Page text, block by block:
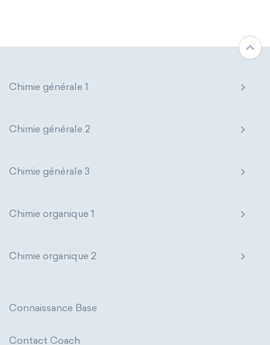
Chimie générale 1
Chimie générale 2
Chimie générale 3
Chimie organique 1
Chimie organique 2
Connaissance Base
Contact Coach